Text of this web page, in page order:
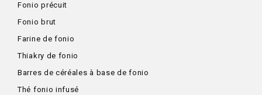
Fonio précuit
Fonio brut
Farine de fonio
Thiakry de fonio
Barres de céréales à base de fonio
Thé fonio infusé